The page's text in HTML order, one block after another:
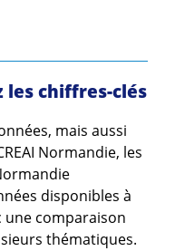
les chiffres-clés
mais aussi
Normandie, les
disponibles à
une comparaison
thématiques.